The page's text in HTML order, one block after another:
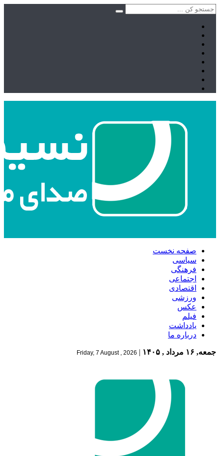
صفحه نخست
سیاسی
فرهنگی
اجتماعی
اقتصادی
ورزشی
عکس
فیلم
یادداشت
درباره ما
جمعه, ۱۶ مرداد , ۱۴۰۵ |
Friday, 7 August , 2026